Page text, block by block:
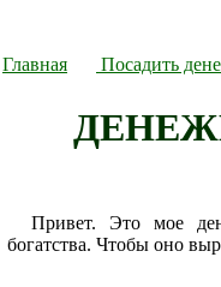
Главная Посадить
Привет. Это мое
богатства. Чтобы оно